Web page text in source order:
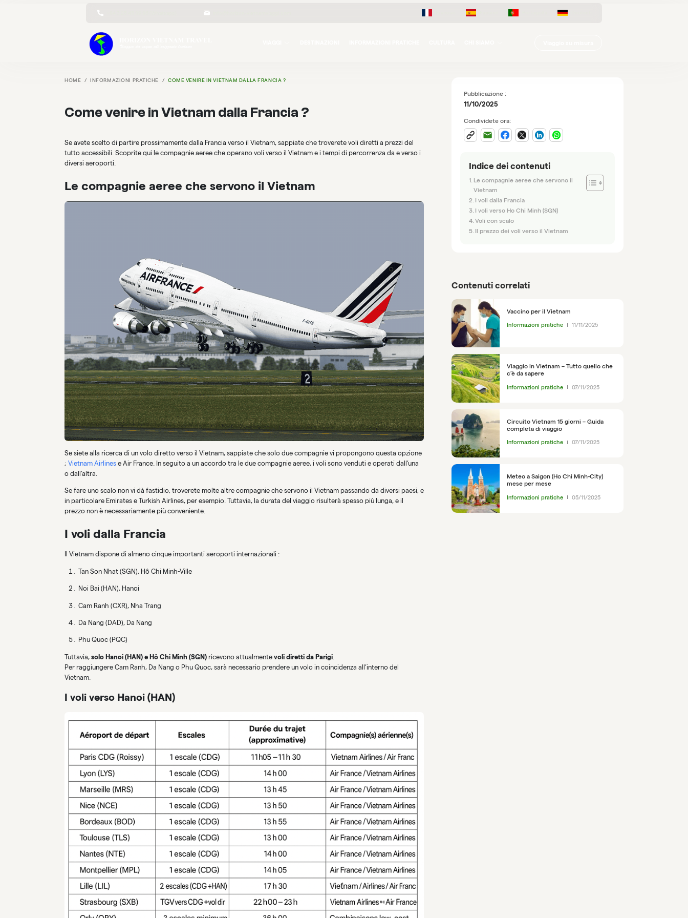
HOME INFORMAZIONI PRATICHE COME VENIRE IN VIETNAM DALLA FRANCIA ?
Come venire in Vietnam dalla Francia ?
Se avete scelto di partire prossimamente dalla Francia verso il Vietnam, sappiate che troverete voli diretti a prezzi del
tutto accessibili. Scoprite qui le compagnie aeree che operano voli verso il Vietnam e i tempi di percorrenza da e verso i
diversi aeroporti.
Le compagnie aeree che servono il Vietnam
Se siete alla ricerca di un volo diretto verso il Vietnam, sappiate che solo due compagnie vi propongono questa opzione
; Vietnam Airlines e Air France. In seguito a un accordo tra le due compagnie aeree, i voli sono venduti e operati dall’una
o dall’altra.
Se fare uno scalo non vi dà fastidio, troverete molte altre compagnie che servono il Vietnam passando da diversi paesi, e
in particolare Emirates e Turkish Airlines, per esempio. Tuttavia, la durata del viaggio risulterà spesso più lunga, e il
prezzo non è necessariamente più conveniente.
I voli dalla Francia
Il Vietnam dispone di almeno cinque importanti aeroporti internazionali :
Tan Son Nhat (SGN), Hô Chi Minh-Ville
Noi Bai (HAN), Hanoi
Cam Ranh (CXR), Nha Trang
Da Nang (DAD), Da Nang
Phu Quoc (PQC)
Tuttavia, solo Hanoi (HAN) e Hô Chi Minh (SGN) ricevono attualmente voli diretti da Parigi
Per raggiungere Cam Ranh, Da Nang o Phu Quoc, sarà necessario prendere un volo in coincidenza all’interno del
Vietnam.
I voli verso Hanoi (HAN)
Pubblicazione :
11/10/2025
Condividete ora:
Indice dei contenuti
Le compagnie aeree che servono il
Vietnam
I voli dalla Francia
I voli verso Ho Chi Minh (SGN)
Voli con scalo
Il prezzo dei voli verso il Vietnam
Contenuti correlati
Vaccino per il Vietnam
Informazioni pratiche 11/11/2025
Viaggio in Vietnam – Tutto quello che
c’è da sapere
Informazioni pratiche 07/11/2025
Circuito Vietnam 15 giorni – Guida
completa di viaggio
Informazioni pratiche 07/11/2025
Meteo a Saigon (Ho Chi Minh-City)
mese per mese
Informazioni pratiche 05/11/2025